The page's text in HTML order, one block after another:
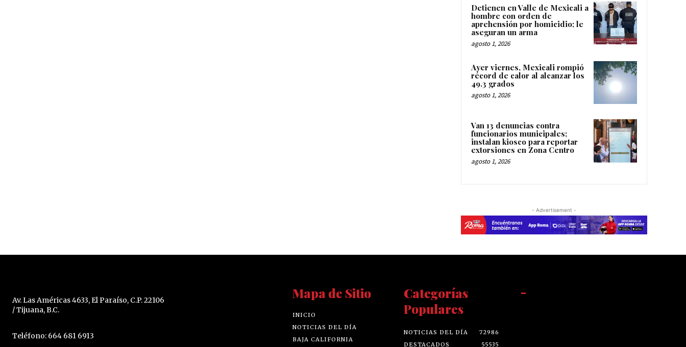
Detienen en Valle de Mexicali a
hombre con orden de
aprehensión por homicidio; le
aseguran un arma
agosto 1, 2026
Ayer viernes, Mexicali rompió
récord de calor al alcanzar los
49.3 grados
agosto 1, 2026
Van 13 denuncias contra
funcionarios municipales;
instalan kiosco para reportar
extorsiones en Zona Centro
agosto 1, 2026
- Advertisement -
Av. Las Américas 4633, El Paraíso, C.P. 22106
/ Tijuana, B.C.
Teléfono: 664 681 6913
Mapa de Sitio
INICIO
NOTICIAS DEL DÍA
BAJA CALIFORNIA
Categorías
Populares
NOTICIAS DEL DÍA
72986
DESTACADOS
55535
-